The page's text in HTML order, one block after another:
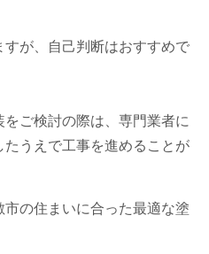
が、自己判断はおすすめで
ご検討の際は、専門業者に
うえで工事を進めることが
の住まいに合った最適な塗